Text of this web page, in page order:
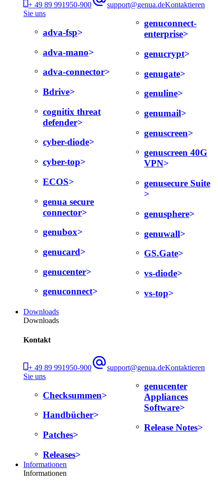
+ 49 89 991950-900 support@genua.deKontaktieren
Sie uns
adva-fsp
adva-mano
adva-connector
Bdrive
cognitix threat
defender
cyber-diode
cyber-top
ECOS
genua secure
connector
genubox
genucard
genucenter
genuconnect
genuconnect-
enterprise
genucrypt
genugate
genuline
genumail
genuscreen
genuscreen 40G
VPN
genusecure Suite
genusphere
genuwall
GS.Gate
vs-diode
vs-top
Downloads
Downloads
Kontakt
+ 49 89 991950-900 support@genua.deKontaktieren
Sie uns
Checksummen
Handbücher
Patches
Releases
genucenter
Appliances
Software
Release Notes
Informationen
Informationen